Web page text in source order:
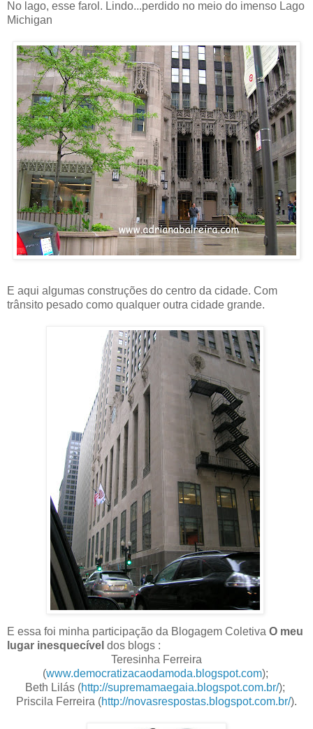
No lago, esse farol. Lindo...perdido no meio do imenso Lago
Michigan
E aqui algumas construções do centro da cidade. Com
trânsito pesado como qualquer outra cidade grande.
E essa foi minha participação da Blogagem Coletiva O meu
lugar inesquecível dos blogs :
Teresinha Ferreira
(www.democratizacaodamoda.blogspot.com);
Beth Lilás (http://supremamaegaia.blogspot.com.br/);
Priscila Ferreira (http://novasrespostas.blogspot.com.br/).